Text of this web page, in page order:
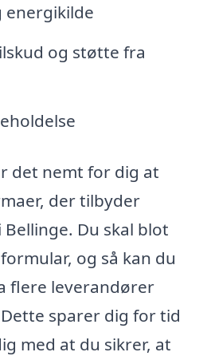
og støtte fra
det nemt for dig at
der tilbyder
Du skal blot
og så kan du
flere leverandører
sparer dig for tid
med at du sikrer, at